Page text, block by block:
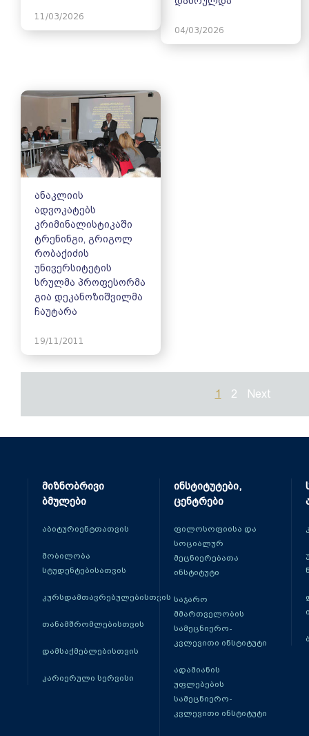
11/03/2026
04/03/2026
ანაკლიის
ადვოკატებს
კრიმინალისტიკაში
ტრენინგი, გრიგოლ
რობაქიძის
უნივერსიტეტის
სრულმა პროფესორმა
გია დეკანოზიშვილმა
ჩაუტარა
19/11/2011
1 2 Next
მიზნობრივი
ბმულები
აბიტურიენტთათვის
მობილობა
სტუდენტებისათვის
კურსდამთავრებულებისთვის
თანამშრომლებისთვის
დამსაქმებლებისთვის
კარიერული სერვისი
ინსტიტუტები,
ცენტრები
ფილოსოფიისა და
სოციალურ
მეცნიერებათა
ინსტიტუტი
საჯარო
მმართველობის
სამეცნიერო-
კვლევითი ინსტიტუტი
ადამიანის
უფლებების
სამეცნიერო-
კვლევითი ინსტიტუტი